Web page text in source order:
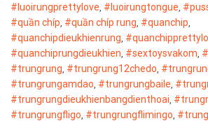
#luoirungprettylove #luoirungtongue
#quần chíp #quần chíp rung #quanchip
#quanchipdieukhienrung
#quanchiprungdieukhien #sextoysvakom
#trungrung #trungrung12chedo
#trungrungamdao #trungrungbaile
#trungrungdieukhienbangdienthoai
#trungrungfligo #trungrungflimingo